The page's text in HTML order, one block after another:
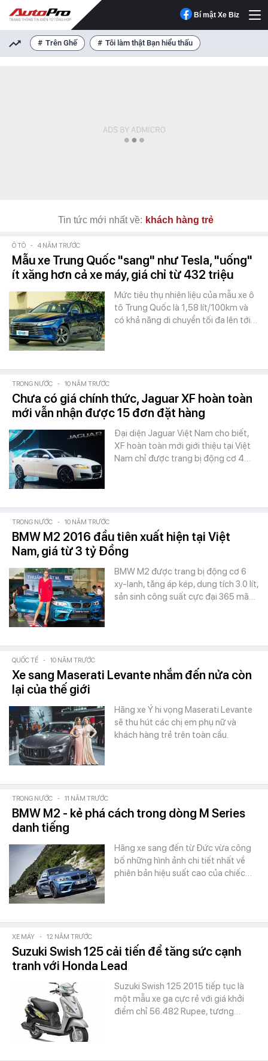
Bí mật Xe Biz
Trên Ghế Tôi làm thật Bạn hiểu thấu
Tin tức mới nhất về: khách hàng trẻ
Ô TÔ - 4 NĂM TRƯỚC
Mẫu xe Trung Quốc "sang" như Tesla, "uống"
ít xăng hơn cả xe máy, giá chỉ từ 432 triệu
Mức tiêu thụ nhiên liệu của mẫu xe ô
tô Trung Quốc là 1,58 lít/100km và
có khả năng di chuyển tối đa lên tới…
TRONG NƯỚC - 10 NĂM TRƯỚC
Chưa có giá chính thức, Jaguar XF hoàn toàn
mới vẫn nhận được 15 đơn đặt hàng
Đại diện Jaguar Việt Nam cho biết,
XF hoàn toàn mới giới thiệu tại Việt
Nam chỉ được trang bị động cơ 4…
TRONG NƯỚC - 10 NĂM TRƯỚC
BMW M2 2016 đầu tiên xuất hiện tại Việt
Nam, giá từ 3 tỷ Đồng
BMW M2 được trang bị động cơ 6
xy-lanh, tăng áp kép, dung tích 3.0 lít,
sản sinh công suất cực đại 365 mã…
QUỐC TẾ - 10 NĂM TRƯỚC
Xe sang Maserati Levante nhắm đến nửa còn
lại của thế giới
Hãng xe Ý hi vọng Maserati Levante
sẽ thu hút các chị em phụ nữ và
khách hàng trẻ trên toàn cầu.
TRONG NƯỚC - 11 NĂM TRƯỚC
BMW M2 - kẻ phá cách trong dòng M Series
danh tiếng
Hãng xe sang đến từ Đức vừa công
bố những hình ảnh chi tiết nhất về
phiên bản hiệu suất cao của chiếc…
XE MÁY - 12 NĂM TRƯỚC
Suzuki Swish 125 cải tiến để tăng sức cạnh
tranh với Honda Lead
Suzuki Swish 125 2015 tiếp tục là
một mẫu xe ga cực rẻ với giá khởi
điểm chỉ 56.482 Rupee, tương…